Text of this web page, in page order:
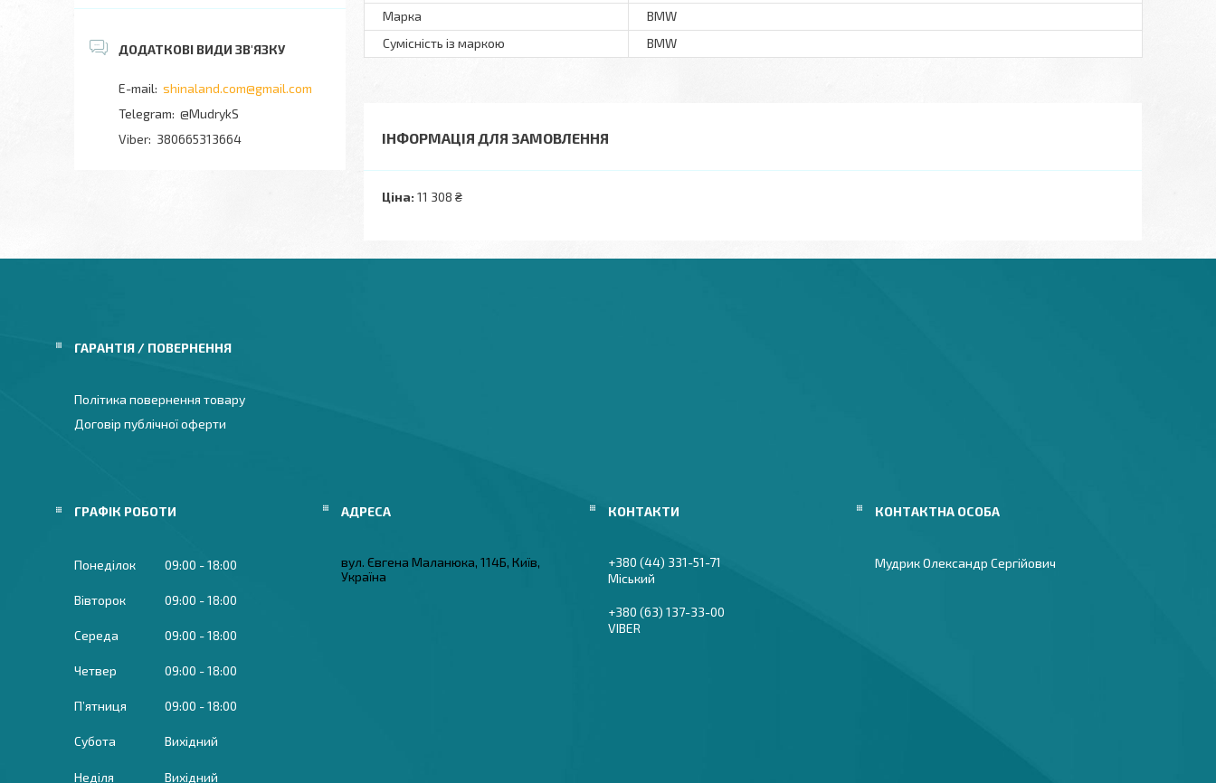
Марка
BMW
Сумісність із маркою
BMW
ІНФОРМАЦІЯ ДЛЯ ЗАМОВЛЕННЯ
Ціна: 11 308 ₴
shinaland.com@gmail.com
@MudrykS
380665313664
ГАРАНТІЯ / ПОВЕРНЕННЯ
Політика повернення товару
Договір публічної оферти
ГРАФІК РОБОТИ
Понеділок 09:00 18:00
Вівторок 09:00 18:00
Середа 09:00 18:00
Четвер 09:00 18:00
Пʼятниця 09:00 18:00
Субота Вихідний
Неділя Вихідний
вул. Євгена Маланюка, 114Б, Київ,
Україна
+380 (44) 331-51-71
Міський
+380 (63) 137-33-00
VIBER
Мудрик Олександр Сергійович